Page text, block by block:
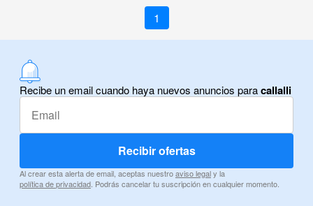
1
Recibe un email cuando haya nuevos anuncios paracallalli
Recibir ofertas
Al crear esta alerta de email, aceptas nuestroaviso legaly la
política de privacidad. Podrás cancelar tu suscripción en cualquier momento.